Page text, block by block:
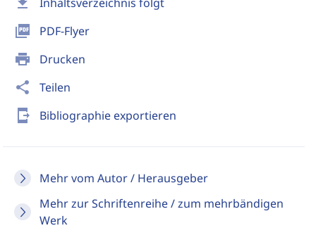
picture_as_pdf PDF-Flyer
print Drucken
share Teilen
send_to_mobile Bibliographie exportieren
Mehr vom Autor / Herausgeber
Mehr zur Schriftenreihe / zum mehrbändigen
Werk